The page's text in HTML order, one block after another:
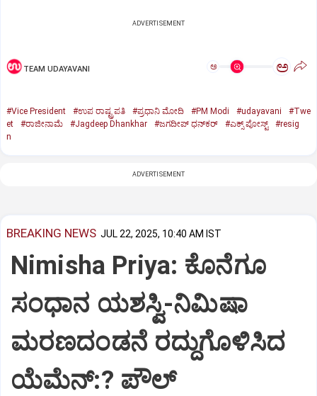
ADVERTISEMENT
TEAM UDAYAVANI ಅ ಅ
#Vice President #ಉಪ ರಾಷ್ಟ್ರಪತಿ #ಪ್ರಧಾನಿ ಮೋದಿ #PM Modi #udayavani
#Twe
et
#ರಾಜೀನಾಮೆ #Jagdeep Dhankhar #ಜಗದೀಪ್‌ ಧನ್‌ಕರ್‌ #ಎಕ್ಸ್‌ ಪೋಸ್ಟ್
#resig
n
ADVERTISEMENT
BREAKING NEWS JUL 22, 2025, 10:40 AM IST
Nimisha Priya: ಕೊನೆಗೂ
ಸಂಧಾನ ಯಶಸ್ವಿ-ನಿಮಿಷಾ
ಮರಣದಂಡನೆ ರದ್ದುಗೊಳಿಸಿದ
ಯೆಮೆನ್:? ಪೌಲ್